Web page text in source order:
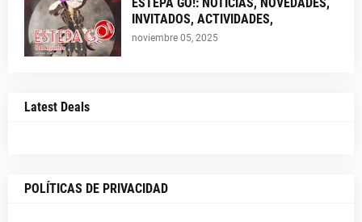
INVITADOS, ACTIVIDADES,
noviembre 05, 2025
Latest Deals
POLÍTICAS DE PRIVACIDAD